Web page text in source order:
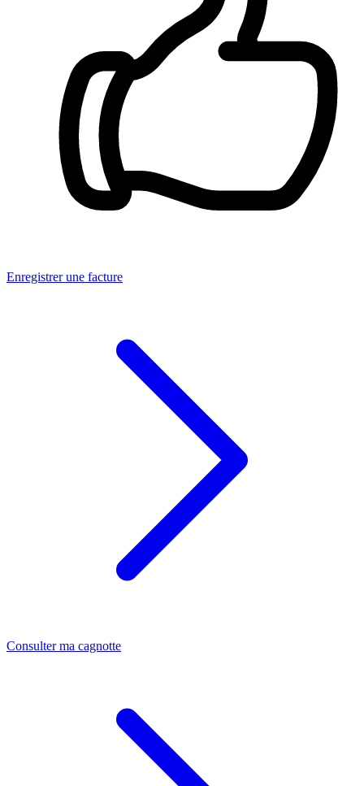
Enregistrer une facture
Consulter ma cagnotte